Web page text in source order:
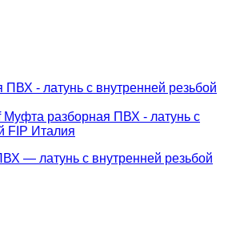
— латунь с внутренней резьбой